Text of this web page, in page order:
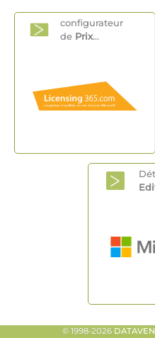
configurateur
de Prix...
© 1998-2026